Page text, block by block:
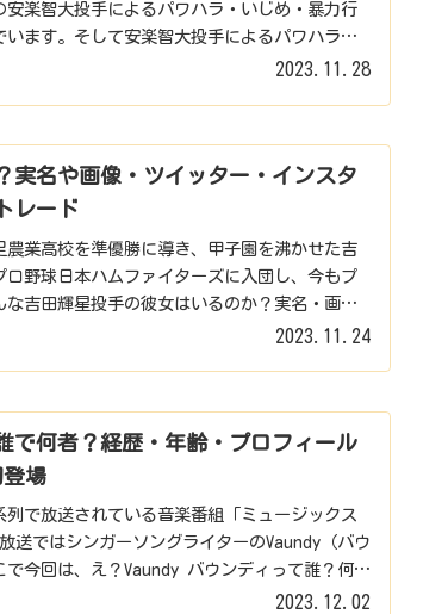
楽智大投手によるパワハラ・いじめ・暴力行
ます。そして安楽智大投手によるパワハラ問
2023.11.28
実名や画像・ツイッター・インスタ
レード
農業高校を準優勝に導き、甲子園を沸かせた吉
野球日本ハムファイターズに入団し、今もプ
吉田輝星投手の彼女はいるのか？実名・画
2023.11.24
で何者？経歴・年齢・プロフィール
登場
で放送されている音楽番組「ミュージックス
送ではシンガーソングライターのVaundy（バウ
で今回は、え？Vaundy バウンディって誰？何
2023.12.02